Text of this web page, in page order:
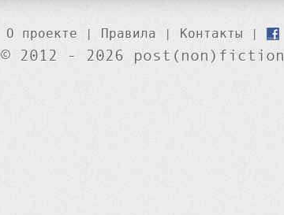
О проекте | Правила | Контакты |
© 2012 - 2026 post(non)fiction